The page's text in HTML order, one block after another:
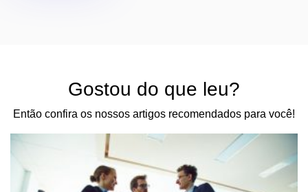
Gostou do que leu?
Então confira os nossos artigos recomendados para você!